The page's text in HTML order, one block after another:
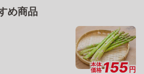
め商品
本体
価格155円